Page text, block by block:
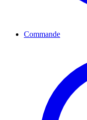
Commande